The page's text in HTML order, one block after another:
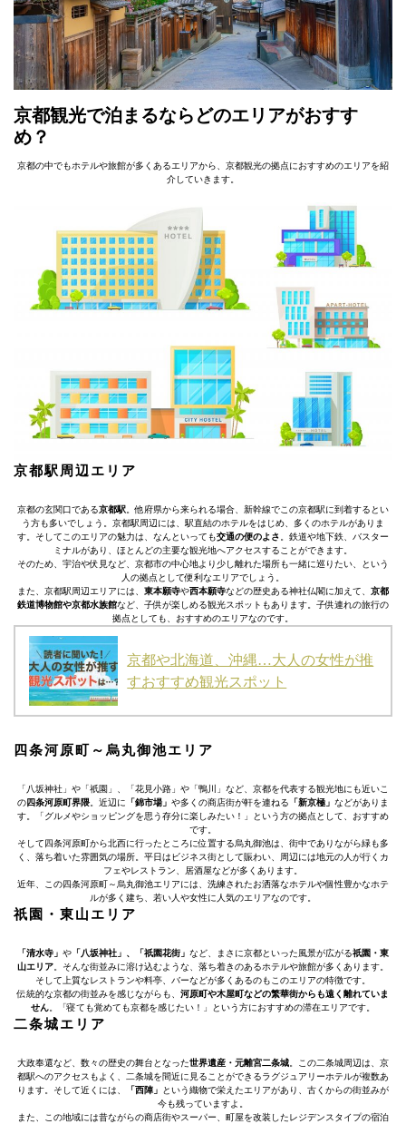
京都観光で泊まるならどのエリアがおすす
め？
京都の中でもホテルや旅館が多くあるエリアから、京都観光の拠点におすすめのエリアを紹
介していきます。
京都駅周辺エリア
京都の玄関口である京都駅。他府県から来られる場合、新幹線でこの京都駅に到着するとい
う方も多いでしょう。京都駅周辺には、駅直結のホテルをはじめ、多くのホテルがありま
す。そしてこのエリアの魅力は、なんといっても交通の便のよさ。鉄道や地下鉄、バスター
ミナルがあり、ほとんどの主要な観光地へアクセスすることができます。
そのため、宇治や伏見など、京都市の中心地より少し離れた場所も一緒に巡りたい、という
人の拠点として便利なエリアでしょう。
また、京都駅周辺エリアには、 東本願寺や西本願寺などの歴史ある神社仏閣に加えて、 京都
鉄道博物館や京都水族館など、子供が楽しめる観光スポットもあります。子供連れの旅行の
拠点としても、おすすめのエリアなのです。
京都や北海道、沖縄…大人の女性が推
すおすすめ観光スポット
四条河原町～烏丸御池エリア
「八坂神社」や「祇園」、「花見小路」や「鴨川」など、京都を代表する観光地にも近いこ
の四条河原町界隈。近辺に 「錦市場」 や多くの商店街が軒を連ねる 「新京極」 などがありま
す。「グルメやショッピングを思う存分に楽しみたい！」という方の拠点として、おすすめ
です。
そして四条河原町から北西に行ったところに位置する烏丸御池は、街中でありながら緑も多
く、落ち着いた雰囲気の場所。平日はビジネス街として賑わい、周辺には地元の人が行くカ
フェやレストラン、居酒屋などが多くあります。
近年、この四条河原町～烏丸御池エリアには、洗練されたお洒落なホテルや個性豊かなホテ
ルが多く建ち、若い人や女性に人気のエリアなのです。
祇園・東山エリア
「清水寺」 や 「八坂神社」、「祇園花街」 など、まさに京都といった風景が広がる祇園・東
山エリア。そんな街並みに溶け込むような、落ち着きのあるホテルや旅館が多くあります。
そして上質なレストランや料亭、バーなどが多くあるのもこのエリアの特徴です。
伝統的な京都の街並みを感じながらも、 河原町や木屋町などの繁華街からも遠く離れていま
せん。「寝ても覚めても京都を感じたい！」という方におすすめの滞在エリアです。
二条城エリア
大政奉還など、数々の歴史の舞台となった世界遺産・元離宮二条城。この二条城周辺は、京
都駅へのアクセスもよく、二条城を間近に見ることができるラグジュアリーホテルが複数あ
ります。そして近くには、
「西陣」 という織物で栄えたエリアがあり、古くからの街並みが
今も残っていますよ。
また、この地域には昔ながらの商店街やスーパー、町屋を改装したレジデンスタイプの宿泊